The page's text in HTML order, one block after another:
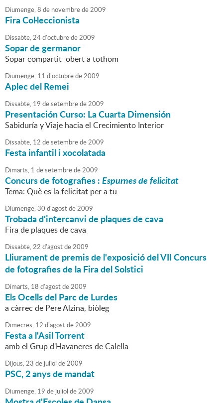
Diumenge,8 de novembrede2009
Fira Col·leccionista
Dissabte,24d'octubrede2009
Sopar de germanor
Sopar compartit obert a tothom
Diumenge, 11 d'octubrede2009
Aplec del Remei
Dissabte, 19 desetembrede2009
Presentación Curso: La Cuarta Dimensión
Sabiduría y Viaje hacia el Crecimiento Interior
Dissabte, 12 desetembrede2009
Festa infantil i xocolatada
Dimarts, 1 desetembrede2009
Concurs de fotografies :Espurnes de felicitat
Tema: Què es la felicitat per a tu
Diumenge,30 d'agostde2009
Trobada d'intercanvi de plaques de cava
Fira de plaques de cava
Dissabte,22 d'agostde2009
Lliurament de premis de l'exposició del VII Concurs
de fotografies de la Fira del Solstici
Dimarts, 18 d'agostde2009
Els Ocells del Parc de Lurdes
a càrrec de Pere Alzina, biòleg
Dimecres, 12 d'agostde2009
Festa a l'Asil Torrent
amb el Grup d'Havaneres de Calella
Dijous,23 de juliol de2009
PSC, 2 anys de mandat
Diumenge, 19 de juliol de2009